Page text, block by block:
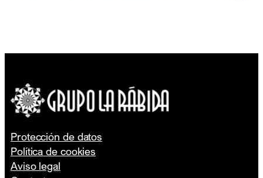
Protección de datos
Política de cookies
Aviso legal